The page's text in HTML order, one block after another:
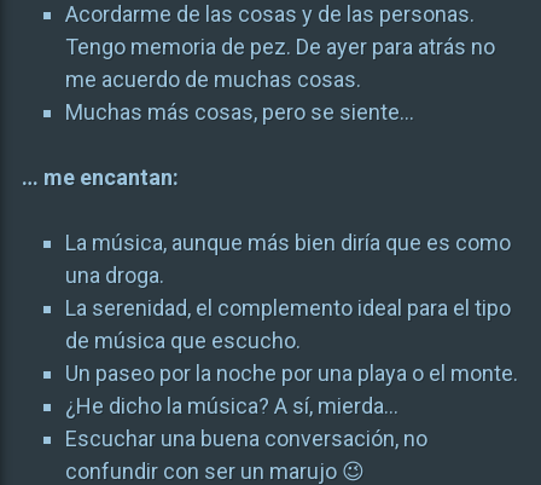
Acordarme de las cosas y de las personas.
Tengo memoria de pez. De ayer para atrás no
me acuerdo de muchas cosas.
Muchas más cosas, pero se siente…
… me encantan:
La música, aunque más bien diría que es como
una droga.
La serenidad, el complemento ideal para el tipo
de música que escucho.
Un paseo por la noche por una playa o el monte.
¿He dicho la música? A sí, mierda…
Escuchar una buena conversación, no
confundir con ser un marujo 😉